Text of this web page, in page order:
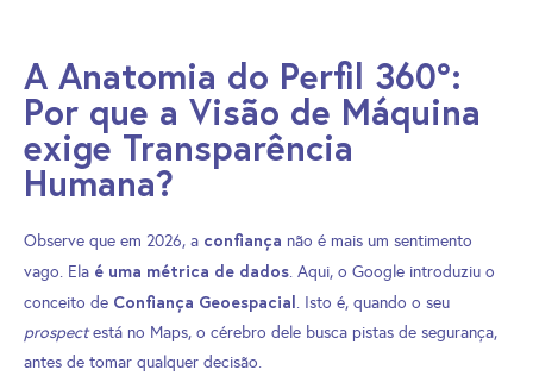
A Anatomia do Perfil 360°:
Por que a Visão de Máquina
exige Transparência
Humana?
Observe que em 2026, a confiança não é mais um sentimento
vago. Ela é uma métrica de dados. Aqui, o Google introduziu o
conceito de Confiança Geoespacial. Isto é, quando o seu
prospectestá no Maps, o cérebro dele busca pistas de segurança,
antes de tomar qualquer decisão.